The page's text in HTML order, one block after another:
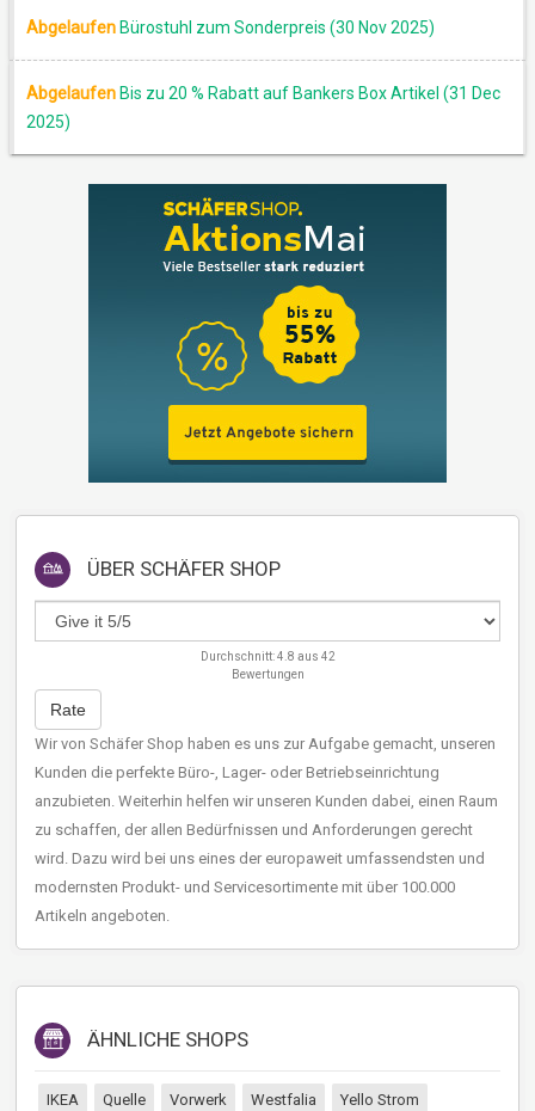
Abgelaufen Bürostuhl zum Sonderpreis (30 Nov 2025)
Abgelaufen Bis zu 20 % Rabatt auf Bankers Box Artikel (31 Dec
2025)
ÜBER SCHÄFER SHOP
Durchschnitt:4.8 aus 42
Bewertungen
Rate
Wir von Schäfer Shop haben es uns zur Aufgabe gemacht, unseren
Kunden die perfekte Büro-, Lager- oder Betriebseinrichtung
anzubieten. Weiterhin helfen wir unseren Kunden dabei, einen Raum
zu schaffen, der allen Bedürfnissen und Anforderungen gerecht
wird. Dazu wird bei uns eines der europaweit umfassendsten und
modernsten Produkt- und Servicesortimente mit über 100.000
Artikeln angeboten.
ÄHNLICHE SHOPS
IKEA Quelle Vorwerk Westfalia Yello Strom